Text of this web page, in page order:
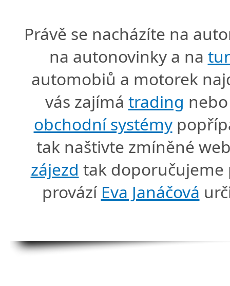
Právě se nacházíte na
na autonovinky a na
automobiů a motorek
vás zajímá trading
obchodní systémy
tak naštivte zmíněné
zájezd tak doporučujeme
provází Eva Janáčová